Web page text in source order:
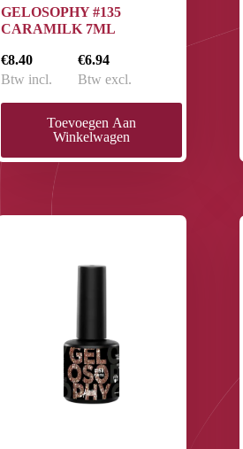
GELOSOPHY #135
CARAMILK 7ML
€8.40
Btw incl.
€6.94
Btw excl.
Toevoegen Aan
Winkelwagen